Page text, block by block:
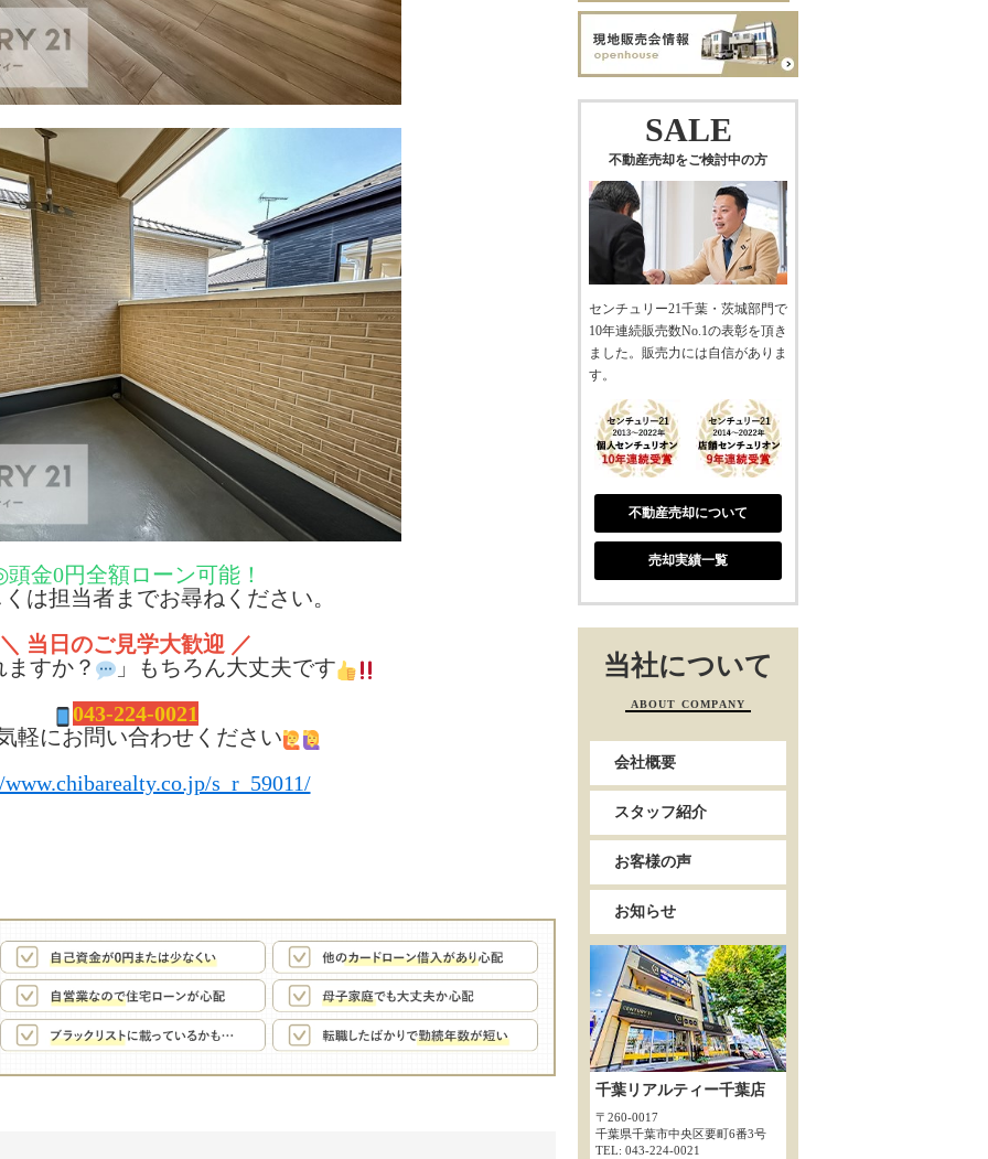
金0円全額ローン可能！
担当者までお尋ねください。
＼ 当日のご見学大歓迎 ／
すか？
」もちろん大丈夫です
043-224-0021
軽にお問い合わせください
s_r_59011/
SALE
不動産売却をご検討中の方
センチュリー21千葉・茨城部門で
10年連続販売数No.1の表彰を頂き
ました。販売力には自信がありま
す。
不動産売却について
売却実績一覧
当社について
ABOUT COMPANY
会社概要
スタッフ紹介
お客様の声
お知らせ
千葉リアルティー千葉店
〒260-0017
千葉県千葉市中央区要町6番3号
TEL: 043-224-0021